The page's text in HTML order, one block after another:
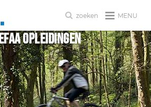
MENU
zoeken
Opleidingen